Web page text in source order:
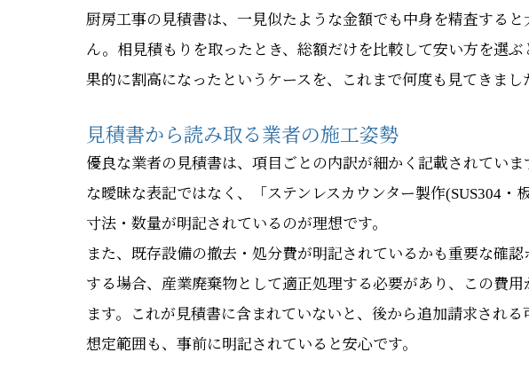
厨房工事の見積書は、一見似たような金額でも中身を精査する
ん。相見積もりを取ったとき、総額だけを比較して安い方を選
果的に割高になったというケースを、これまで何度も見てきまし
見積書から読み取る業者の施工姿勢
優良な業者の見積書は、項目ごとの内訳が細かく記載されていま
な曖昧な表記ではなく、「ステンレスカウンター製作(SUS304・
寸法・数量が明記されているのが理想です。
また、既存設備の撤去・処分費が明記されているかも重要な確
する場合、産業廃棄物として適正処理する必要があり、この費
ます。これが見積書に含まれていないと、後から追加請求され
想定範囲も、事前に明記されていると安心です。